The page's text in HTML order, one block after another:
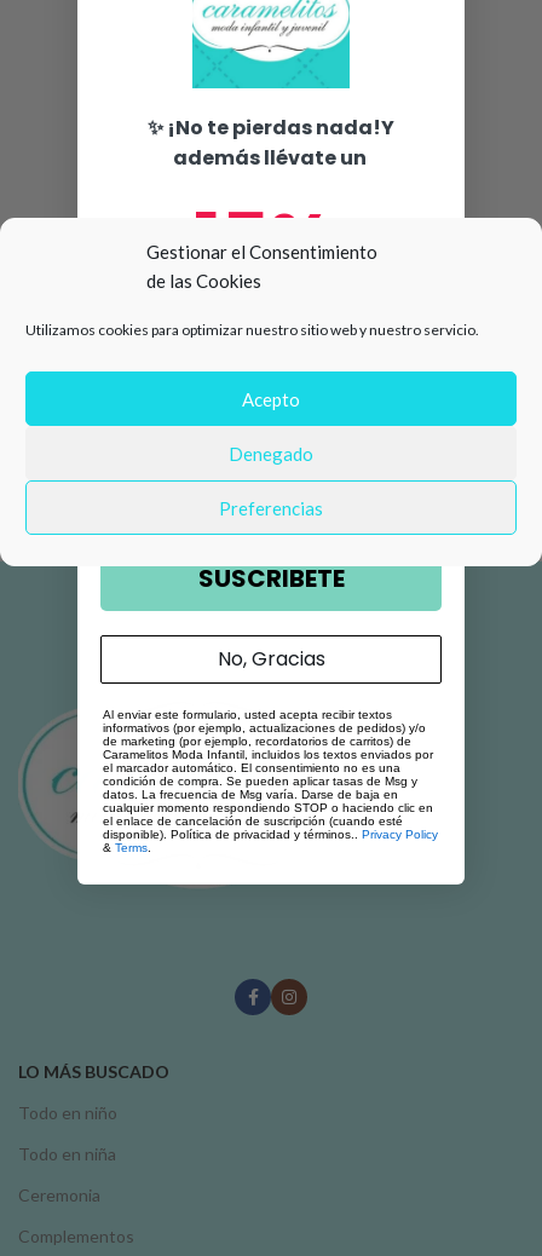
Gestionar el Consentimiento
de las Cookies
Utilizamos cookies para optimizar nuestro sitio web y nuestro servicio.
Acepto
Denegado
Preferencias
LO MÁS BUSCADO
Todo en niño
Todo en niña
Ceremonia
Complementos
✨ ¡No te pierdas nada!Y
además llévate un
15%
compra 🛍️
Número de teléfono
Email
SUSCRIBETE
No, Gracias
Al enviar este formulario, usted acepta recibir textos
informativos (por ejemplo, actualizaciones de pedidos) y/o
de marketing (por ejemplo, recordatorios de carritos) de
Caramelitos Moda Infantil, incluidos los textos enviados por
el marcador automático. El consentimiento no es una
condición de compra. Se pueden aplicar tasas de Msg y
datos. La frecuencia de Msg varía. Darse de baja en
cualquier momento respondiendo STOP o haciendo clic en
el enlace de cancelación de suscripción (cuando esté
disponible). Política de privacidad y términos.. Privacy Policy
& Terms